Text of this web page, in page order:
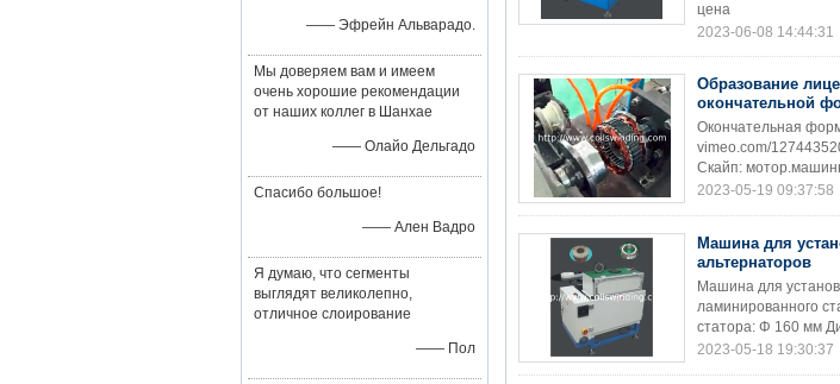
—— Эфрейн Альварадо.
Мы доверяем вам и имеем
очень хорошие рекомендации
от наших коллег в Шанхае
—— Олайо Дельгадо
Спасибо большое!
—— Ален Вадро
Я думаю, что сегменты
выглядят великолепно,
отличное слоирование
—— Пол
цена
2023-06-08 14:44:31
Образование
окончательной
Окончательная
vimeo.com/
Скайп:
2023-05-19 09:37:58
Машина для
альтернаторов
Машина для
ламинированного
статора: Φ 160 мм
2023-05-18 19:30:37